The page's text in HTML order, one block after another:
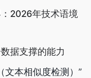
2026年技术语境
据支撑的能力
文本相似度检测）”